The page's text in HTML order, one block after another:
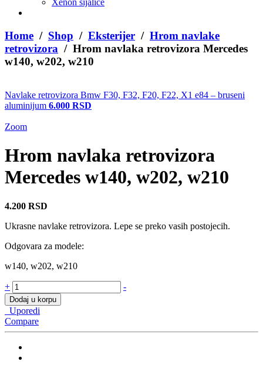
Xenon sijalice
Home / Shop / Eksterijer / Hrom navlake
retrovizora / Hrom navlaka retrovizora Mercedes
w140, w202, w210
Navlake retrovizora Bmw F30, F32, F20, F22, X1 e84 – bruseni
aluminijum 6.000 RSD
Zoom
Hrom navlaka retrovizora
Mercedes w140, w202, w210
4.200 RSD
Ukrasne navlake retrovizora. Lepe se preko vasih postojecih.
Odgovara za modele:
w140, w202, w210
Hrom
navlaka
retrovizora
Mercedes
w140,
w210
quantity
+ -
Dodaj u korpu
Uporedi
Compare